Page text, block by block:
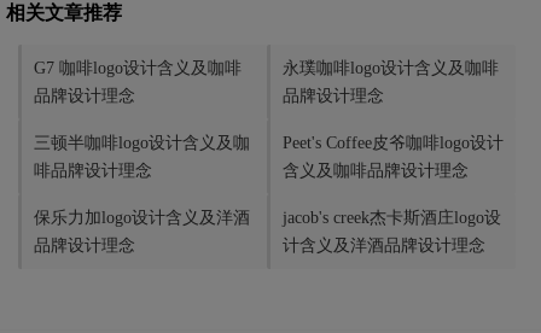
相关文章推荐
G7 咖啡logo设计含义及咖啡
品牌设计理念
永璞咖啡logo设计含义及咖啡
品牌设计理念
三顿半咖啡logo设计含义及咖
啡品牌设计理念
Peet's Coffee皮爷咖啡logo设计
含义及咖啡品牌设计理念
保乐力加logo设计含义及洋酒
品牌设计理念
jacob's creek杰卡斯酒庄logo设
计含义及洋酒品牌设计理念